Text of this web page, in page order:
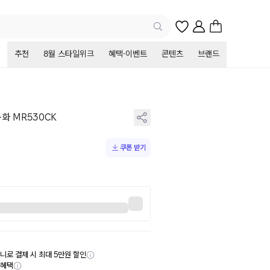
추천 8월 스타일위크 혜택·이벤트 콘텐츠 브랜드
화 MR530CK
쿠폰 받기
로 결제 시 최대 5만원 할인
택